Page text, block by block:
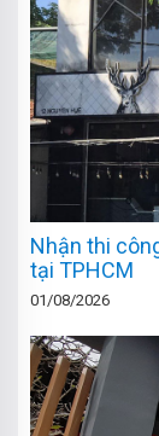
Nhận thi
tại TPHCM
01/08/2026